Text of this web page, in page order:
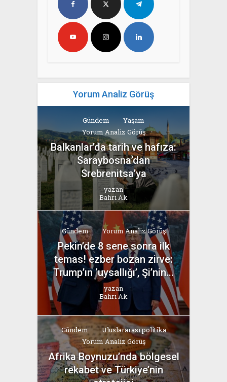
Yorum Analiz Görüş
Gündem
Yaşam
Yorum Analiz Görüş
Balkanlar’da tarih ve hafıza:
Saraybosna’dan
Srebrenitsa’ya
yazan
Bahri Ak
Gündem Yorum Analiz Görüş
Pekin’de 8 sene sonra ilk
temas! ezber bozan zirve:
Trump’ın ‘uysallığı’, Şi’nin...
yazan
Bahri Ak
Gündem
Uluslararası politika
Yorum Analiz Görüş
Afrika Boynuzu’nda bölgesel
rekabet ve Türkiye’nin